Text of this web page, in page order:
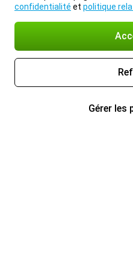
confidentialité et politique
Gérer les